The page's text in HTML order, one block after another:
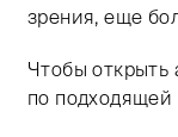
зрения, еще
Чтобы открыть
по подходящей